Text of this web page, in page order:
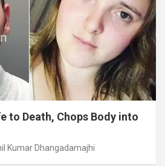
to Death, Chops Body into
Kumar Dhangadamajhi